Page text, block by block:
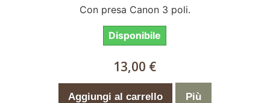
Con presa Canon 3 poli.
Disponibile
13,00 €
Aggiungi al carrello Più